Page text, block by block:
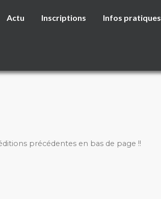
Actu Inscriptions Infos pratiques
précédentes en bas de page !!